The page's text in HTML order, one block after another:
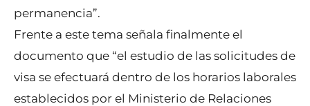
permanencia”.
Frente a este tema señala finalmente el
documento que “el estudio de las solicitudes de
visa se efectuará dentro de los horarios laborales
establecidos por el Ministerio de Relaciones